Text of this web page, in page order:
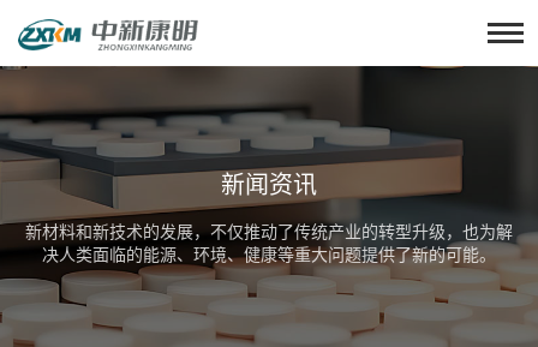
新闻资讯
新材料和新技术的发展，不仅推动了传统产业的转型升级，也为解
决人类面临的能源、环境、健康等重大问题提供了新的可能。